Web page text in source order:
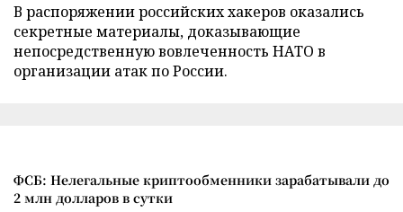
В распоряжении российских хакеров оказались
секретные материалы, доказывающие
непосредственную вовлеченность НАТО в
организации атак по России.
ФСБ: Нелегальные криптообменники зарабатывали до
2 млн долларов в сутки